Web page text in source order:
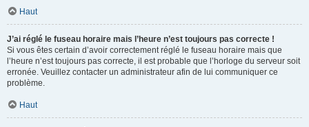
Haut
J’ai réglé le fuseau horaire mais l’heure n’est toujours pas correcte !
Si vous êtes certain d’avoir correctement réglé le fuseau horaire mais que
l’heure n’est toujours pas correcte, il est probable que l’horloge du serveur soit
erronée. Veuillez contacter un administrateur afin de lui communiquer ce
problème.
Haut